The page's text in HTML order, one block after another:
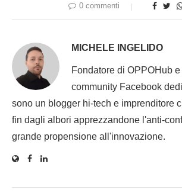
0 commenti
MICHELE INGELIDO
Fondatore di OPPOHub
community Facebook
sono un blogger hi-tech e imprenditore
fin dagli albori apprezzandone l'anti-
grande propensione all'innovazione.